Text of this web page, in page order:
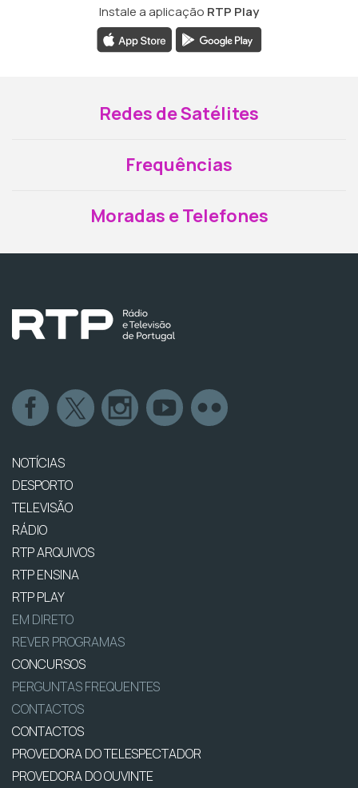
Instale a aplicação RTP Play
Redes de Satélites
Frequências
Moradas e Telefones
NOTÍCIAS
DESPORTO
TELEVISÃO
RÁDIO
RTP ARQUIVOS
RTP ENSINA
RTP PLAY
EM DIRETO
REVER PROGRAMAS
CONCURSOS
PERGUNTAS FREQUENTES
CONTACTOS
CONTACTOS
PROVEDORA DO TELESPECTADOR
PROVEDORA DO OUVINTE